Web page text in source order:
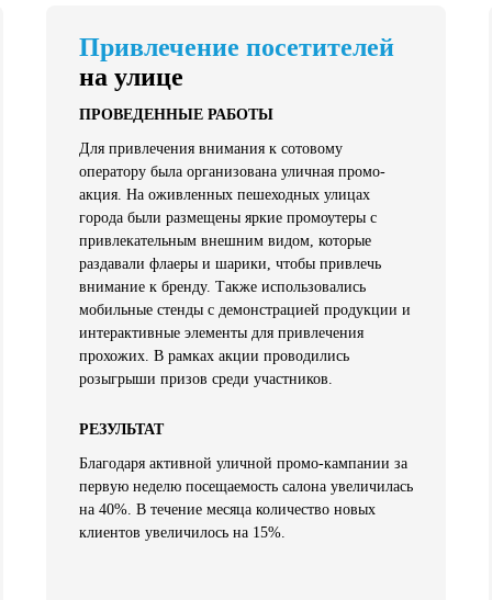
Привлечение посетителей
на улице
ПРОВЕДЕННЫЕ РАБОТЫ
Для привлечения внимания к сотовому
оператору была организована уличная промо-
акция. На оживленных пешеходных улицах
города были размещены яркие промоутеры с
привлекательным внешним видом, которые
раздавали флаеры и шарики, чтобы привлечь
внимание к бренду. Также использовались
мобильные стенды с демонстрацией продукции и
интерактивные элементы для привлечения
прохожих. В рамках акции проводились
розыгрыши призов среди участников.
РЕЗУЛЬТАТ
Благодаря активной уличной промо-кампании за
первую неделю посещаемость салона увеличилась
на 40%. В течение месяца количество новых
клиентов увеличилось на 15%.